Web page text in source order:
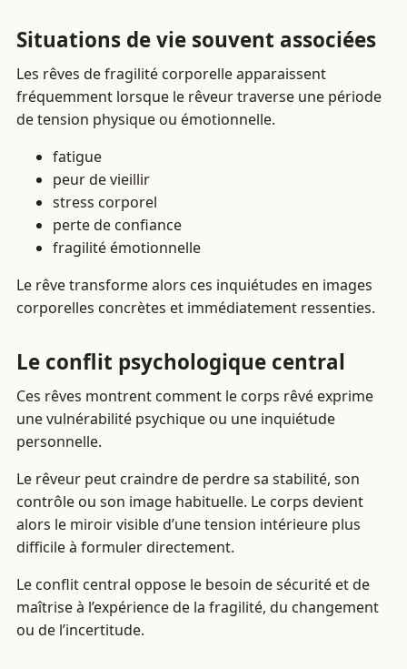
Situations de vie souvent associées
Les rêves de fragilité corporelle apparaissent
fréquemment lorsque le rêveur traverse une période
de tension physique ou émotionnelle.
fatigue
peur de vieillir
stress corporel
perte de confiance
fragilité émotionnelle
Le rêve transforme alors ces inquiétudes en images
corporelles concrètes et immédiatement ressenties.
Le conflit psychologique central
Ces rêves montrent comment le corps rêvé exprime
une vulnérabilité psychique ou une inquiétude
personnelle.
Le rêveur peut craindre de perdre sa stabilité, son
contrôle ou son image habituelle. Le corps devient
alors le miroir visible d’une tension intérieure plus
difficile à formuler directement.
Le conflit central oppose le besoin de sécurité et de
maîtrise à l’expérience de la fragilité, du changement
ou de l’incertitude.